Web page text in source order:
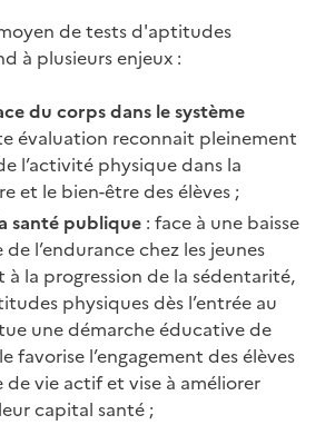
de tests d'aptitudes
à plusieurs enjeux :
du corps dans le système
évaluation reconnait pleinement
l’activité physique dans la
et le bien-être des élèves ;
santé publique : face à une baisse
l’endurance chez les jeunes
à la progression de la sédentarité,
physiques dès l’entrée au
une démarche éducative de
favorise l’engagement des élèves
de vie actif et vise à améliorer
capital santé ;